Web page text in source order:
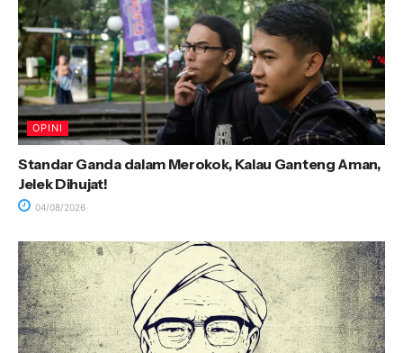
OPINI
Standar Ganda dalam Merokok, Kalau Ganteng Aman,
Jelek Dihujat!
04/08/2026